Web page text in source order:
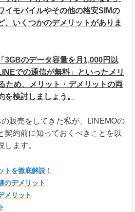
イモバイルやその他の格安SIMの
、いくつかのデメリットがありま
3GBのデータ容量を月1,000円以
での通信が無料」といったメリ
ため、メリット・デメリットの両
検討しましょう。
販売をしてきた私が、LINEMOの
契約前に知っておくべきことを以
ます。
トを徹底解説！
のデメリット
メリット